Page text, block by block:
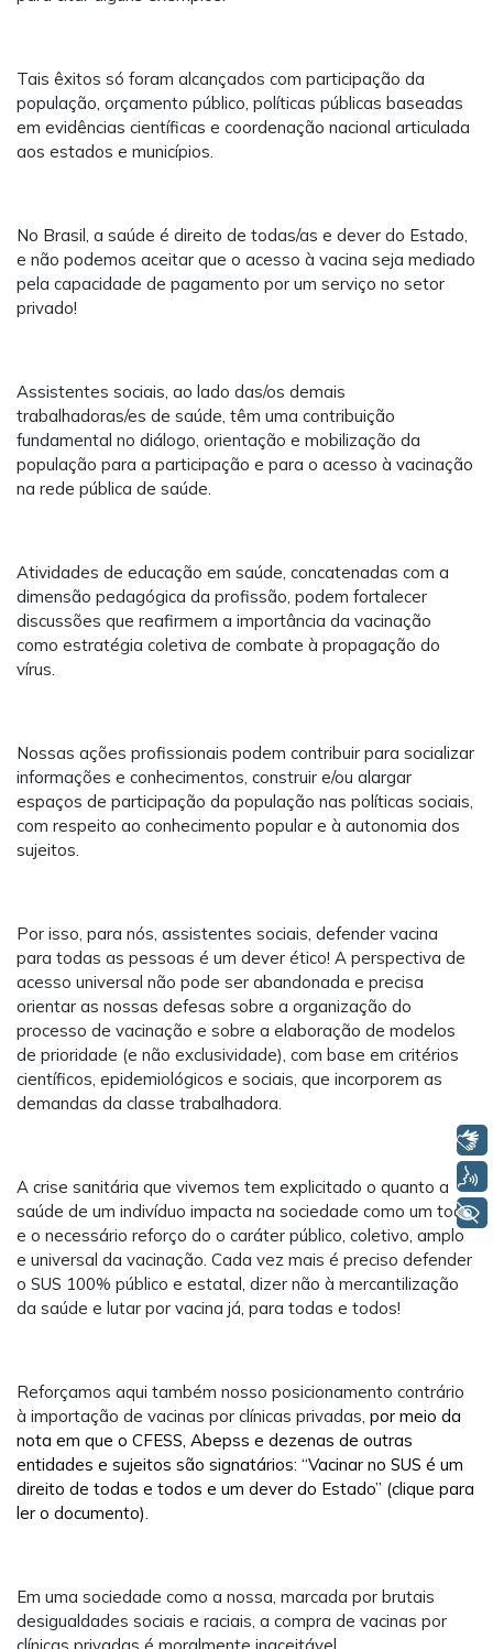
Tais êxitos só foram alcançados com participação da
população, orçamento público, políticas públicas baseadas
em evidências científicas e coordenação nacional articulada
aos estados e municípios.
No Brasil, a saúde é direito de todas/as e dever do Estado,
e não podemos aceitar que o acesso à vacina seja mediado
pela capacidade de pagamento por um serviço no setor
privado!
Assistentes sociais, ao lado das/os demais
trabalhadoras/es de saúde, têm uma contribuição
fundamental no diálogo, orientação e mobilização da
população para a participação e para o acesso à vacinação
na rede pública de saúde.
Atividades de educação em saúde, concatenadas com a
dimensão pedagógica da profissão, podem fortalecer
discussões que reafirmem a importância da vacinação
como estratégia coletiva de combate à propagação do
vírus.
Nossas ações profissionais podem contribuir para socializar
informações e conhecimentos, construir e/ou alargar
espaços de participação da população nas políticas sociais,
com respeito ao conhecimento popular e à autonomia dos
sujeitos.
Por isso, para nós, assistentes sociais, defender vacina
para todas as pessoas é um dever ético! A perspectiva de
acesso universal não pode ser abandonada e precisa
orientar as nossas defesas sobre a organização do
processo de vacinação e sobre a elaboração de modelos
de prioridade (e não exclusividade), com base em critérios
científicos, epidemiológicos e sociais, que incorporem as
demandas da classe trabalhadora.
A crise sanitária que vivemos tem explicitado o quanto a
saúde de um indivíduo impacta na sociedade como um todo,
e o necessário reforço do o caráter público, coletivo, amplo
e universal da vacinação. Cada vez mais é preciso defender
o SUS 100% público e estatal, dizer não à mercantilização
da saúde e lutar por vacina já, para todas e todos!
Reforçamos aqui também nosso posicionamento contrário
à importação de vacinas por clínicas privadas, por meio da
nota em que o CFESS, Abepss e dezenas de outras
entidades e sujeitos são signatários: “Vacinar no SUS é um
direito de todas e todos e um dever do Estado” (clique para
ler o documento).
Em uma sociedade como a nossa, marcada por brutais
desigualdades sociais e raciais, a compra de vacinas por
Voz
+ Acessibilidade